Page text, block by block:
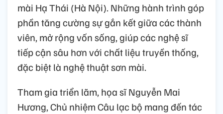
mài Hạ Thái (Hà Nội). Những hành trình góp
phần tăng cường sự gắn kết giữa các thành
viên, mở rộng vốn sống, giúp các nghệ sĩ
tiếp cận sâu hơn với chất liệu truyền thống,
đặc biệt là nghệ thuật sơn mài.
Tham gia triển lãm, họa sĩ Nguyễn Mai
Hương, Chủ nhiệm Câu lạc bộ mang đến tác